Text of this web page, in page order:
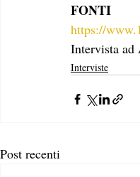
FONTI
https://
Intervista ad
Interviste
Post recenti